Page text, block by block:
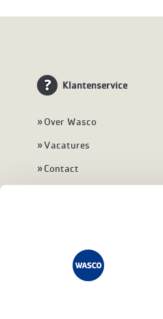
Klantenservice
Over Wasco
Vacatures
Contact
Veelgestelde vragen